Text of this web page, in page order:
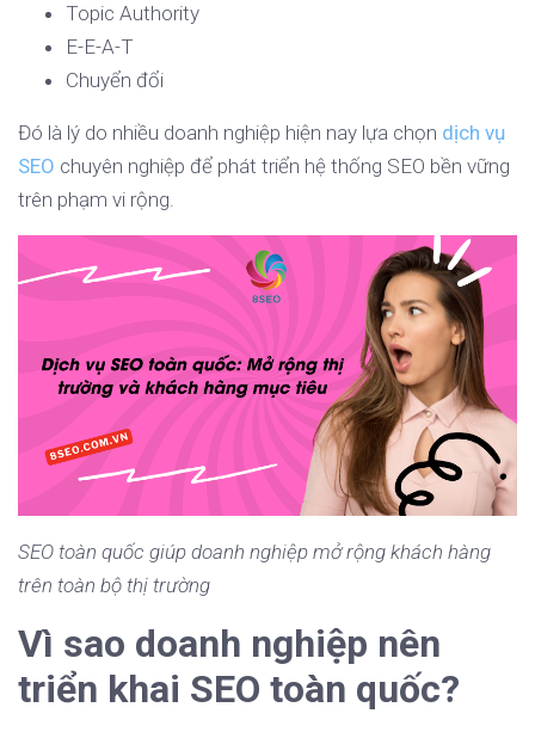
Topic Authority
E-E-A-T
Chuyển đổi
Đó là lý do nhiều doanh nghiệp hiện nay lựa chọn dịch vụ
SEO chuyên nghiệp để phát triển hệ thống SEO bền vững
trên phạm vi rộng.
SEO toàn quốc giúp doanh nghiệp mở rộng khách hàng
trên toàn bộ thị trường
Vì sao doanh nghiệp nên
triển khai SEO toàn quốc?